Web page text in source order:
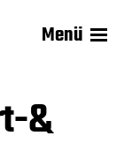
Menü
&